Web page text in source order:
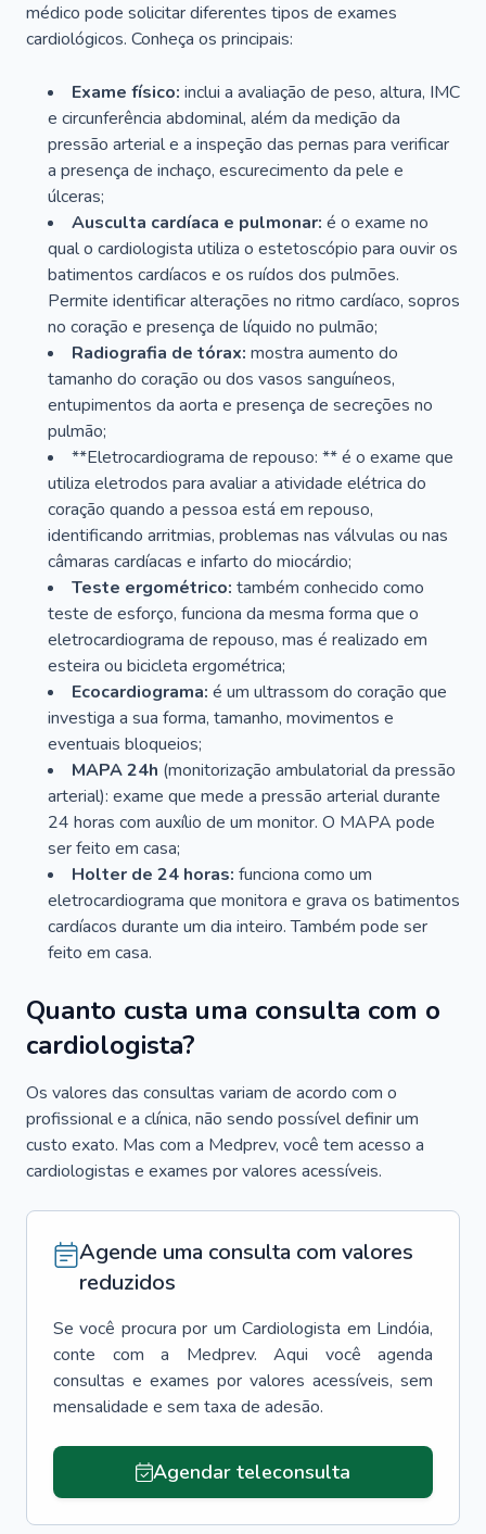
médico pode solicitar diferentes tipos de exames
cardiológicos. Conheça os principais:
Exame físico: inclui a avaliação de peso, altura, IMC
e circunferência abdominal, além da medição da
pressão arterial e a inspeção das pernas para verificar
a presença de inchaço, escurecimento da pele e
úlceras;
Ausculta cardíaca e pulmonar: é o exame no
qual o cardiologista utiliza o estetoscópio para ouvir os
batimentos cardíacos e os ruídos dos pulmões.
Permite identificar alterações no ritmo cardíaco, sopros
no coração e presença de líquido no pulmão;
Radiografia de tórax: mostra aumento do
tamanho do coração ou dos vasos sanguíneos,
entupimentos da aorta e presença de secreções no
pulmão;
**Eletrocardiograma de repouso: ** é o exame que
utiliza eletrodos para avaliar a atividade elétrica do
coração quando a pessoa está em repouso,
identificando arritmias, problemas nas válvulas ou nas
câmaras cardíacas e infarto do miocárdio;
Teste ergométrico: também conhecido como
teste de esforço, funciona da mesma forma que o
eletrocardiograma de repouso, mas é realizado em
esteira ou bicicleta ergométrica;
Ecocardiograma: é um ultrassom do coração que
investiga a sua forma, tamanho, movimentos e
eventuais bloqueios;
MAPA 24h (monitorização ambulatorial da pressão
arterial): exame que mede a pressão arterial durante
24 horas com auxílio de um monitor. O MAPA pode
ser feito em casa;
Holter de 24 horas: funciona como um
eletrocardiograma que monitora e grava os batimentos
cardíacos durante um dia inteiro. Também pode ser
feito em casa.
Quanto custa uma consulta com o
cardiologista?
Os valores das consultas variam de acordo com o
profissional e a clínica, não sendo possível definir um
custo exato. Mas com a Medprev, você tem acesso a
cardiologistas e exames por valores acessíveis.
Agende uma consulta com valores
reduzidos
Se você procura por um Cardiologista em Lindóia,
conte com a Medprev. Aqui você agenda
consultas e exames por valores acessíveis, sem
mensalidade e sem taxa de adesão.
Agendar teleconsulta